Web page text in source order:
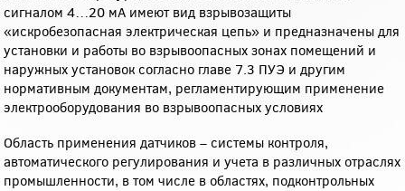
сигналом 4…20 мА имеют вид взрывозащиты
«искробезопасная электрическая цепь» и предназначены для
установки и работы во взрывоопасных зонах помещений и
наружных установок согласно главе 7.3 ПУЭ и другим
нормативным документам, регламентирующим применение
электрооборудования во взрывоопасных условиях
Область применения датчиков – системы контроля,
автоматического регулирования и учета в различных отраслях
промышленности, в том числе в областях, подконтрольных